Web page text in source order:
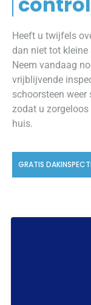
Heeft u twijfels
dan niet tot kleine
Neem vandaag
vrijblijvende
schoorsteen
zodat u
huis.
GRATIS